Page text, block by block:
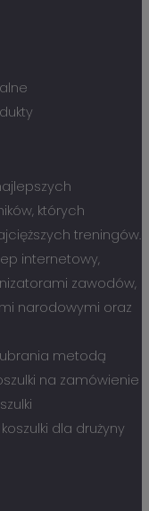
których
treningów.
internetowy,
zawodów,
narodowymi oraz
metodą
na zamówienie
dla drużyny